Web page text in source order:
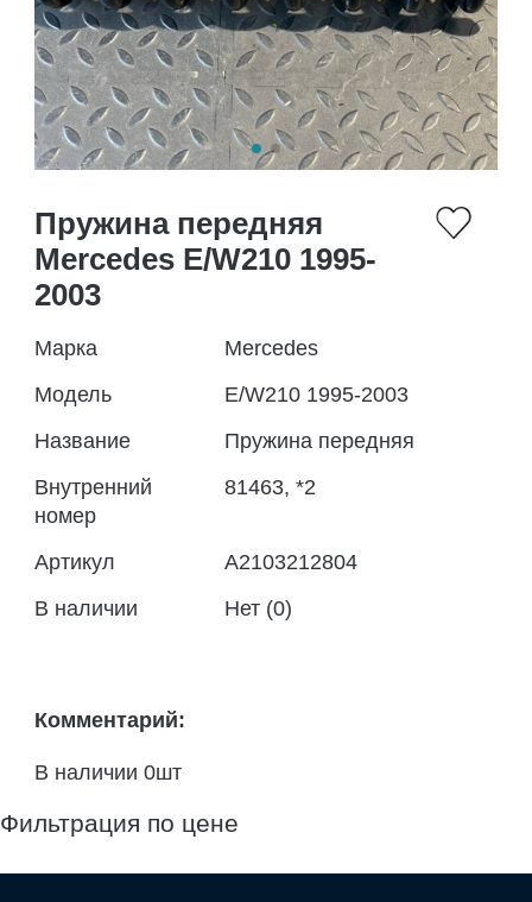
Пружина передняя
Mercedes E/W210 1995-
2003
Марка
Mercedes
Модель
E/W210 1995-2003
Название
Пружина передняя
Внутренний
номер
81463, *2
Артикул
A2103212804
В наличии
Нет (0)
Комментарий:
В наличии 0шт
Фильтрация по цене